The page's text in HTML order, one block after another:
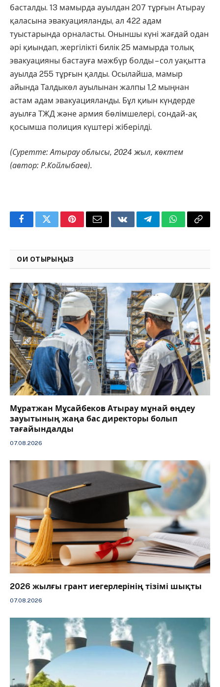
басталды. 13 мамырда ауылдан 207 тұрғын Атырау
қаласына эвакуацияланды, ал 422 адам
туыстарында орналасты. Оныншы күні жағдай одан
әрі қиындап, жергілікті билік 25 мамырда толық
эвакуацияны бастауға мәжбүр болды – сол уақытта
ауылда 255 тұрғын қалды. Осылайша, мамыр
айында Талдыкөл ауылынан жалпы 1,2 мыңнан
астам адам эвакуацияланды. Бұл қиын күндерде
ауылға ТЖД және армия бөлімшелері, сондай-ақ
қосымша полиция күштері жіберілді.
(Суретте: Атырау облысы, 2024 жыл, көктем
(автор: Р.Койлыбаев).
FacebookTwitterPinterestEmail VKontakteTelegramWhatsApp
Copy
ОҚИ ОТЫРЫҢЫЗ
Мұратжан Мұсайбеков Атырау мұнай өңдеу
зауытының жаңа бас директоры болып
тағайындалды
07.08.2026
2026 жылғы грант иегерлерінің тізімі шықты
07.08.2026